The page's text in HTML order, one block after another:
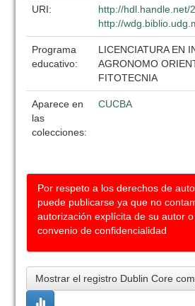
URI:
http://hdl.handle.net/
http://
Programa
educativo:
LICENCIATURA EN
AGRONOMO
FITOTECNIA
Aparece en
las
colecciones:
CUCBA
Por respeto a los derechos de
puede publicarse ya que no
autorización explícita de su autor
convenio de confidencialidad
Mostrar el registro Dublin Core